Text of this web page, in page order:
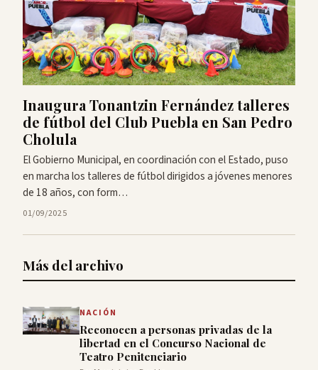
Inaugura Tonantzin Fernández talleres
de fútbol del Club Puebla en San Pedro
Cholula
El Gobierno Municipal, en coordinación con el Estado, puso
en marcha los talleres de fútbol dirigidos a jóvenes menores
de 18 años, con form…
01/09/2025
Más del archivo
NACIÓN
Reconocen a personas privadas de la
libertad en el Concurso Nacional de
Teatro Penitenciario